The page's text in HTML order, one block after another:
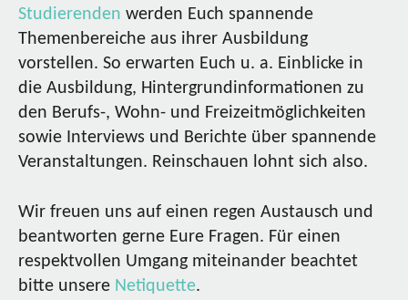
Studierenden werden Euch spannende
Themenbereiche aus ihrer Ausbildung
vorstellen. So erwarten Euch u. a. Einblicke in
die Ausbildung, Hintergrundinformationen zu
den Berufs-, Wohn- und Freizeitmöglichkeiten
sowie Interviews und Berichte über spannende
Veranstaltungen. Reinschauen lohnt sich also.
Wir freuen uns auf einen regen Austausch und
beantworten gerne Eure Fragen. Für einen
respektvollen Umgang miteinander beachtet
bitte unsere Netiquette.